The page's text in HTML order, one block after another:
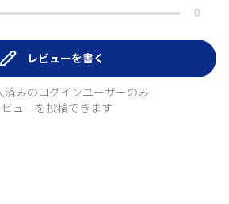
0
レビューを書く
済みのログインユーザーのみ
ビューを投稿できます